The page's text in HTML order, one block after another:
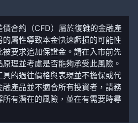
價合約（CFD）屬於復雜的金融產
屬性導致本金快速虧損的可能性
要求追加保證金。請在入市前先
理並考慮是否能夠承受此風險。
具的過往價格與表現並不擔保或代
產品並不適合所有投資者，請務
有潛在的風險，並在有需要時尋